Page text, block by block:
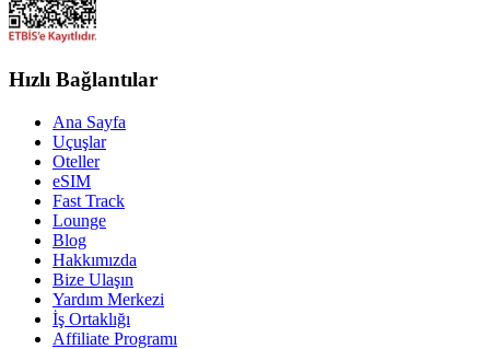
Hızlı Bağlantılar
Ana Sayfa
Uçuşlar
Oteller
eSIM
Fast Track
Lounge
Blog
Hakkımızda
Bize Ulaşın
Yardım Merkezi
İş Ortaklığı
Affiliate Programı